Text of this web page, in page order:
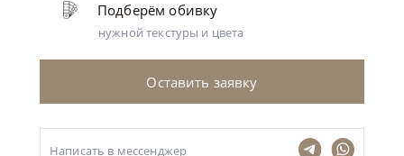
Подберём обивку
нужной текстуры и цвета
Оставить заявку
Написать в мессенджер